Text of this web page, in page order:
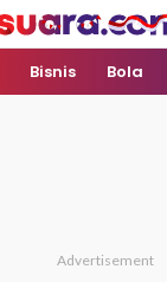
Bisnis Bola